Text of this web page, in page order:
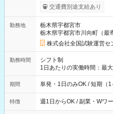
※勤務回数により昇給あり
り！】 希望される場合、
例】 ・河合塾模擬試験
×8時間＝日収10,400円＋
円の場合あり ・国家試験
円（役割手当＋100円）×6時間
間】試用期間なし
交通費別途支給あり
勤務地
栃木県宇都宮市
栃木県宇都宮市川向町（最
株式会社全国試験運営セ
勤務時間
シフト制
1日あたりの実働時間：最
間は 試験により異なりま
期間 単発・1日のみOK / 短期（1
特徴 週1日からOK / 副業・Wワ